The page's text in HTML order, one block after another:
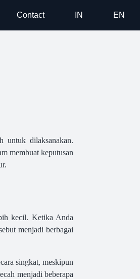
Contact IN EN
untuk dilaksanakan.
membuat keputusan
kecil. Ketika Anda
menjadi berbagai
singkat, meskipun
menjadi beberapa